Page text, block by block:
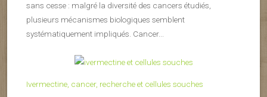
sans cesse : malgré la diversité des cancers étudiés,
plusieurs mécanismes biologiques semblent
systématiquement impliqués. Cancer...
Ivermectine, cancer, recherche et cellules souches